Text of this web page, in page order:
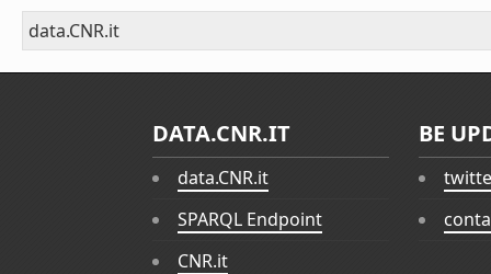
data.CNR.it
DATA.CNR.IT
data.CNR.it
SPARQL Endpoint
CNR.it
BE